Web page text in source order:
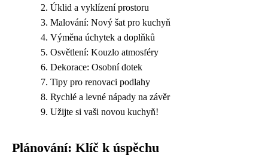
Úklid a vyklízení prostoru
Malování: Nový šat pro kuchyň
Výměna úchytek a doplňků
Osvětlení: Kouzlo atmosféry
Dekorace: Osobní dotek
Tipy pro renovaci podlahy
Rychlé a levné nápady na závěr
Užijte si vaši novou kuchyň!
Plánování: Klíč k úspěchu